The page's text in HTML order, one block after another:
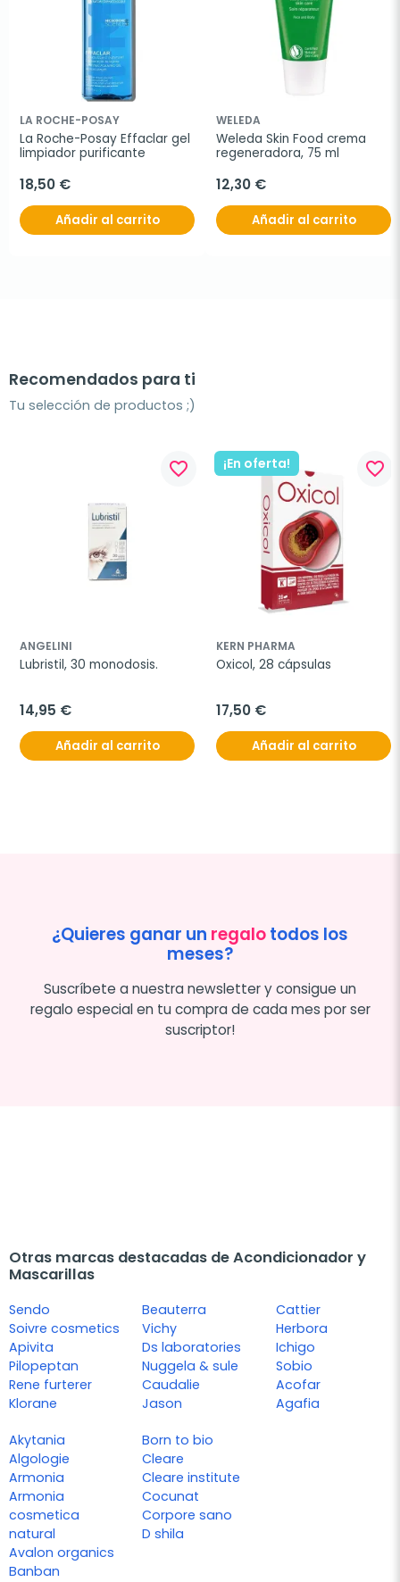
LA ROCHE-POSAY
La Roche-Posay Effaclar gel
limpiador purificante
18,50 €
Añadir al carrito
WELEDA
Weleda Skin Food crema
regeneradora, 75 ml
12,30 €
Añadir al carrito
Recomendados para ti
Tu selección de productos ;)
favorite_border
ANGELINI
Lubristil, 30 monodosis.
14,95 €
Añadir al carrito
¡En oferta! favorite_border
KERN PHARMA
Oxicol, 28 cápsulas
17,50 €
Añadir al carrito
¿Quieres ganar un regalotodos los
meses?
Suscríbete a nuestra newsletter y consigue un
regalo especial en tu compra de cada mes por ser
suscriptor!
Otras marcas destacadas de Acondicionador y
Mascarillas
Sendo
Soivre cosmetics
Apivita
Pilopeptan
Rene furterer
Klorane
Beauterra
Vichy
Ds laboratories
Nuggela & sule
Caudalie
Jason
Cattier
Herbora
Ichigo
Sobio
Acofar
Agafia
Akytania
Algologie
Armonia
Armonia
cosmetica
natural
Avalon organics
Banban
Born to bio
Cleare
Cleare institute
Cocunat
Corpore sano
D shila